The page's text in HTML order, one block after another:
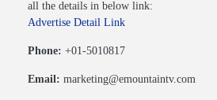
all the details in below link:
Advertise Detail Link
Phone: +01-5010817
Email: marketing@emountaintv.com